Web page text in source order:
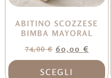
ABITINO SCOZZESE
BIMBA MAYORAL
74,00€ 60,00 €
SCEGLI